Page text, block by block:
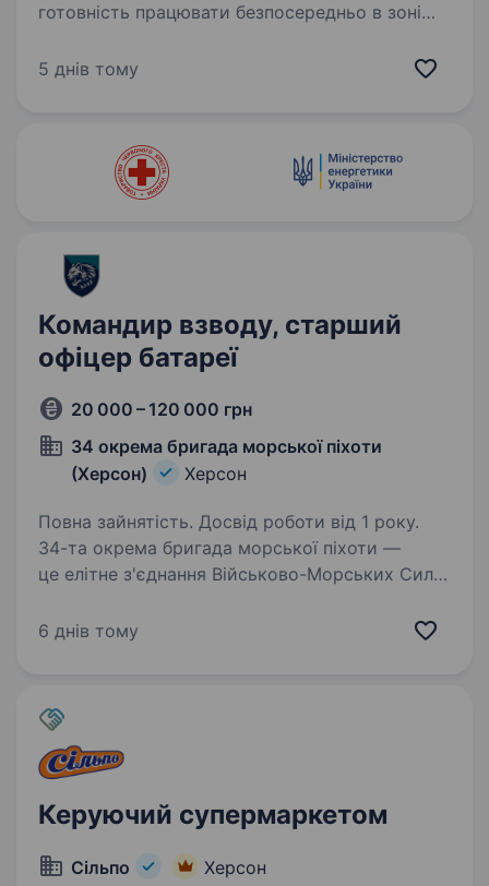
готовність працювати безпосередньо в зоні
та стресостійкість хороша фізична підготовка
5 днів тому
Командир взводу, старший
офіцер батареї
20 000 – 120 000 грн
34 окрема бригада морської піхоти
(Херсон)
Херсон
Повна зайнятість. Досвід роботи від 1 року.
34-та окрема бригада морської піхоти —
це елітне з'єднання Військово-Морських Сил
стало частиною 30-го корпусу морської
6 днів тому
Керуючий супермаркетом
Сільпо Херсон